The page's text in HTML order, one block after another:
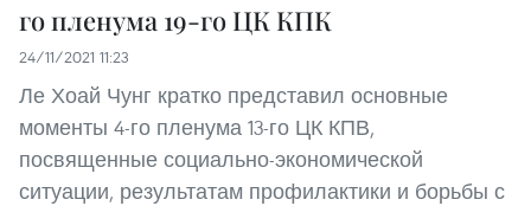
го пленума 19-го ЦК КПК
24/11/2021 11:23
Ле Хоай Чунг кратко представил основные
моменты 4-го пленума 13-го ЦК КПВ,
посвященные социально-экономической
ситуации, результатам профилактики и борьбы с